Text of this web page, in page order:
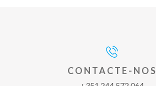
CONTACTE-NOS